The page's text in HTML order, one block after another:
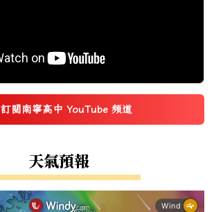
訂閱南寧高中 YouTube 頻道
(另開新視窗)
天氣預報